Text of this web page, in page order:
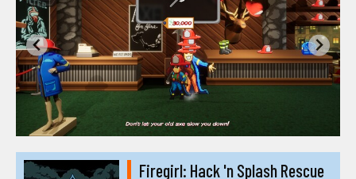
Firegirl: Hack 'n Splash Rescue